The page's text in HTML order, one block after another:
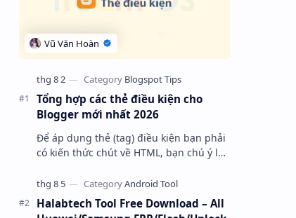
Tổng hợp các thẻ điều kiện cho
Blogger mới nhất 2026
Để áp dụng thẻ (tag) điều kiện bạn phải
có kiến thức chút về HTML, bạn chú ý là
tính “ cond “ và kết thúc là một…
Halabtech Tool Free Download – All